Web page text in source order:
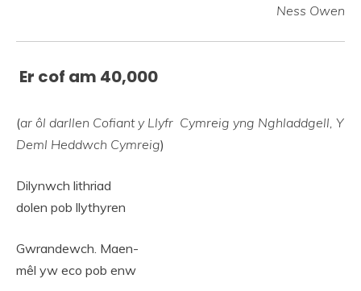
Ness Owen
Er cof am 40,000
(ar ôl darllen Cofiant y Llyfr Cymreig yng Nghladdgell, Y
Deml Heddwch Cymreig)
Dilynwch lithriad
dolen pob llythyren
Gwrandewch. Maen-
mêl yw eco pob enw